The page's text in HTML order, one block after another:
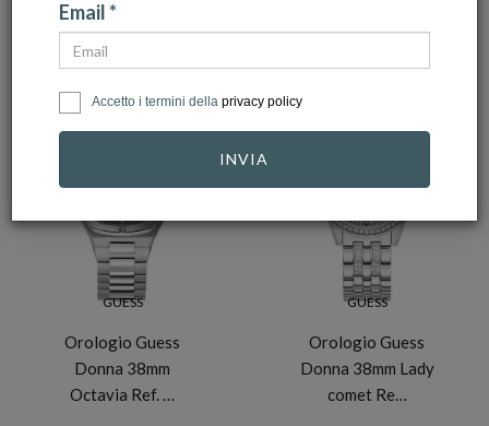
-10%
GUESS
Orologio Guess
Donna 38mm
Octavia Ref. …
-10%
GUESS
Orologio Guess
Donna 38mm Lady
comet Re…
Email *
Accetto i termini della privacy policy
INVIA